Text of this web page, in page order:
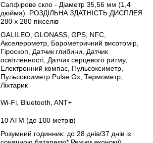
Сапфірове скло - Діаметр 35,56 мм (1,4
дюйма). РОЗДІЛЬНА ЗДАТНІСТЬ ДИСПЛЕЯ
280 x 280 пікселів
GALILEO, GLONASS, GPS, NFC,
Акселерометр, Барометричний висотомір,
Гіроскоп, Датчик глибини, Датчик
освітленності, Датчик серцевого ритму,
Електронний компас, Пульсоксиметр,
Пульсоксиметр Pulse Ox, Термометр,
Ліхтарик
Wi-Fi, Bluetooth, ANT+
10 ATM (до 100 метрів)
Розумний годинник: до 28 днів/37 днів із